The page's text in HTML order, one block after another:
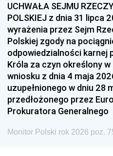
UCHWAŁA SEJMU
POLSKIEJ z dnia 31 lipca
wyrażenia przez Sejm
Polskiej zgody na
odpowiedzialności karnej
Króla za czyn określony
wniosku z dnia 4 maja
uzupełnionego w dniu 28
przedłożonego przez
Prokuratora Generalnego
Monitor Polski rok 2026 poz.